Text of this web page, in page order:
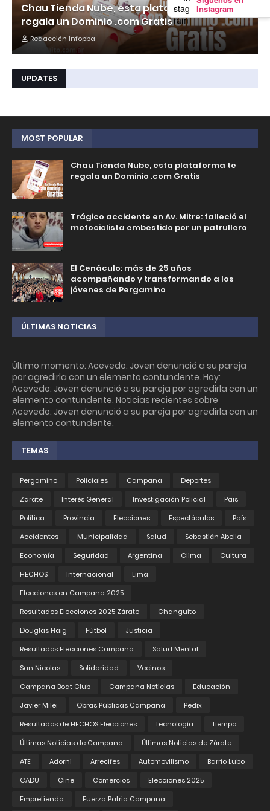
Instagram
Chau Tienda Nube, esta plataforma te
regala un Dominio .com Gratis
Redacción Infopba
UPDATES
MOST POPULAR
Chau Tienda Nube, esta plataforma te
regala un Dominio .com Gratis
Trágico accidente en Av. Mitre: falleció el
motociclista embestido por un patrullero
El Cenáculo: más de 25 años
acompañando y transformando a los
jóvenes de Pergamino
ÚLTIMAS NOTICIAS
Último momento: Acevedo: Joven denunció a su pareja
por agredirla con un elemento contundente. Hoy:
Acevedo: Joven denunció a su pareja por agredirla con un
elemento contundente. Noticias recientes sobre
Acevedo: Joven denunció a su pareja por agredirla con un
elemento contundente.
TEMAS
Pergamino Policiales Campana
Deportes
Zarate
Interés General Investigación Policial
Pais
Política
Provincia Elecciones Espectáculos
País
Accidentes
Municipalidad Salud
Sebastián Abella
Economía
Seguridad Argentina Clima
Cultura
HECHOS
Internacional
Lima
Elecciones en Campana 2025
Resultados Elecciones 2025 Zárate
Changuito
Douglas Haig
Fútbol
Justicia
Resultados Elecciones Campana
Salud Mental
San Nicolas
Solidaridad
Vecinos
Campana Boat Club
Campana Noticias
Educación
Javier Milei
Obras Públicas Campana
Pedix
Resultados de HECHOS Elecciones
Tecnología
Tiempo
Últimas Noticias de Campana
Últimas Noticias de Zárate
ATE
Adorni Arrecifes Automovilismo
Barrio Lubo
CADU
Cine Comercios
Elecciones 2025
Empretienda
Fuerza Patria Campana